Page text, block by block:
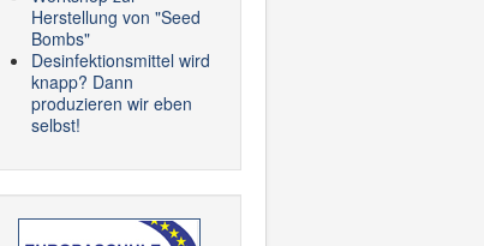
Herstellung von "Seed
Bombs"
Desinfektionsmittel wird
knapp? Dann
produzieren wir eben
selbst!